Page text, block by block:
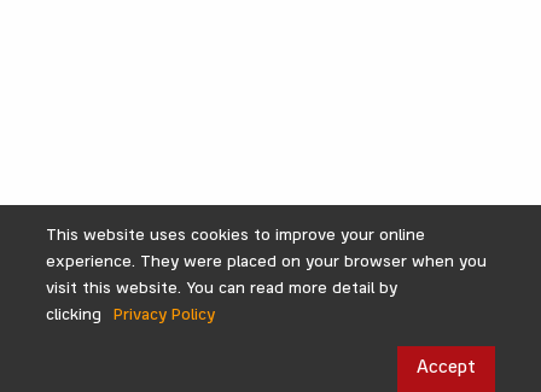
This website uses cookies to improve your online
experience. They were placed on your browser when you
visit this website. You can read more detail by
clicking
Privacy Policy
Accept